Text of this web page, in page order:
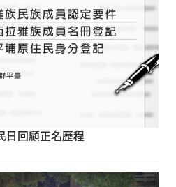
日回顧正名歷程